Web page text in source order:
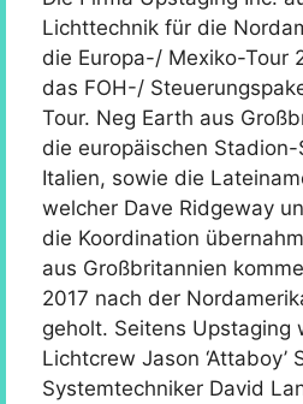
Lichttechnik für die
die Europa-/ Mexiko-Tour
das FOH-/
Tour. Neg Earth aus
die europäischen
Italien, sowie die
welcher Dave Ridgeway
die Koordination
aus Großbritannien
2017 nach der
geholt. Seitens Upstaging
Lichtcrew Jason ‘Attaboy’
Systemtechniker David